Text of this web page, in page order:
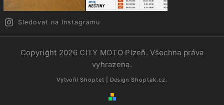
Sledovat na Instagramu
Copyright 2026 CITY MOTO Plzeň. Všechna práva
vyhrazena.
Vytvořil Shoptet | Design Shoptak.cz.